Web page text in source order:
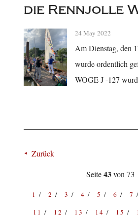
die Rennjolle
24 May 2022
Am Dienstag, den
wurde ordentlich
WOGE J -127
Zurück
Seite43von 73
1 2 3 4 5 6 7
11
12 13 14 15